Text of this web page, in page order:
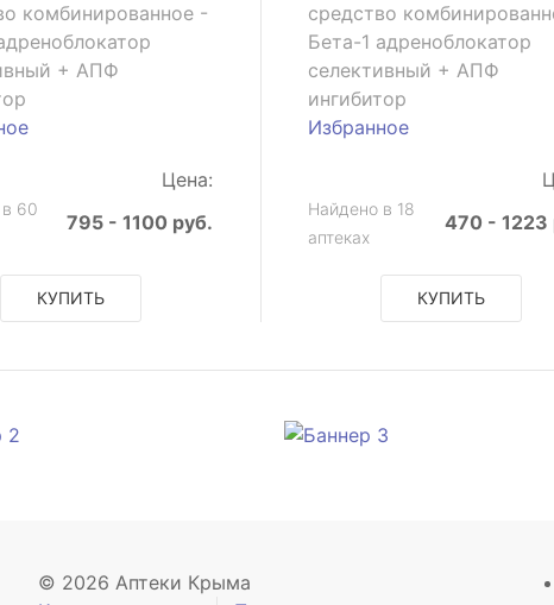
комбинированное -
+ АПФ
Цена:
60
795 - 1100 руб.
КУПИТЬ
средство
Бета-1 адреноблокатор
селективный + АПФ
ингибитор
Избранное
Найдено в 18
аптеках
470 - 1223
КУПИТЬ
© 2026 Аптеки Крыма